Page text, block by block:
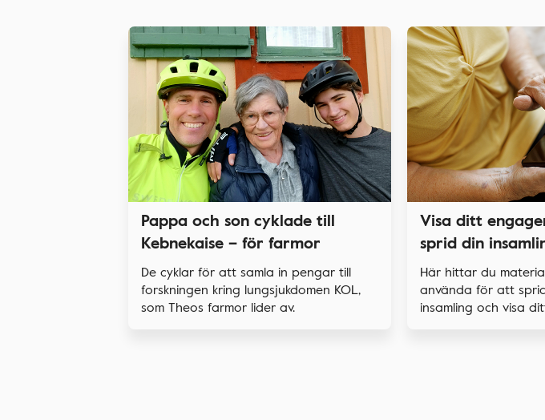
Pappa och son cyklade till
Kebnekaise – för farmor
De cyklar för att samla in pengar till
forskningen kring lungsjukdomen KOL,
som Theos farmor lider av.
Visa ditt
sprid din
Här hittar du
använda för att
insamling och visa